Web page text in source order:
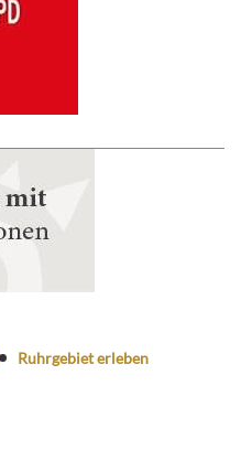
Ruhrgebiet erleben